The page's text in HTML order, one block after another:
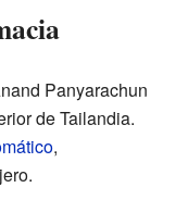
Panyarachun
de Tailandia.
,